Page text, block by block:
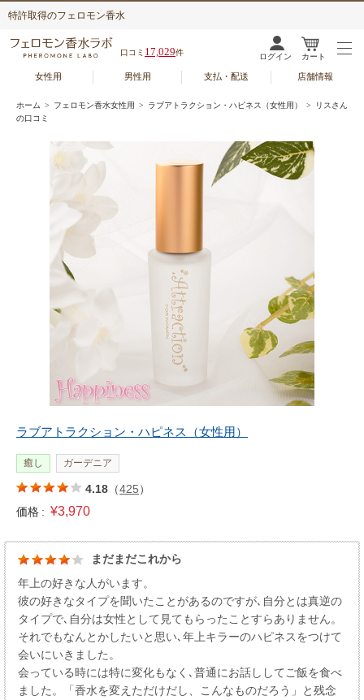
特許取得のフェロモン香水
口コミ 17,029件 ログイン カート
女性用 男性用 支払・配送 店舗情報
ホーム > フェロモン香水女性用 > ラブアトラクション・ハピネス（女性用）
> リスさん
の口コミ
ラブアトラクション・ハピネス（女性用）
癒し ガーデニア
4.18 （425）
価格 : ¥3,970
まだまだこれから
年上の好きな人がいます。
彼の好きなタイプを聞いたことがあるのですが､自分とは真逆の
タイプで､自分は女性として見てもらったことすらありません。
それでもなんとかしたいと思い､年上キラーのハピネスをつけて
会いにいきました。
会っている時には特に変化もなく､普通にお話ししてご飯を食べ
ました。「香水を変えただけだし、こんなものだろう」と残念